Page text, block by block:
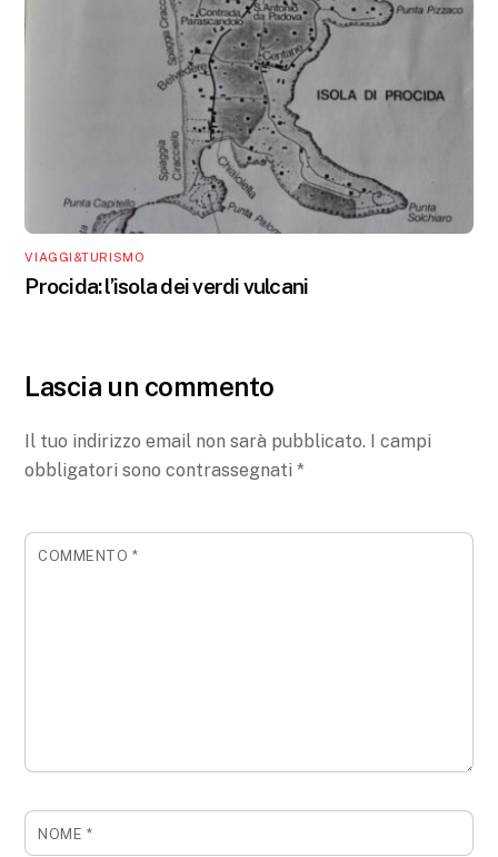
VIAGGI&TURISMO
Procida: l’isola dei verdi vulcani
Lascia un commento
Il tuo indirizzo email non sarà pubblicato.
I campi
obbligatori sono contrassegnati*
COMMENTO*
NOME *